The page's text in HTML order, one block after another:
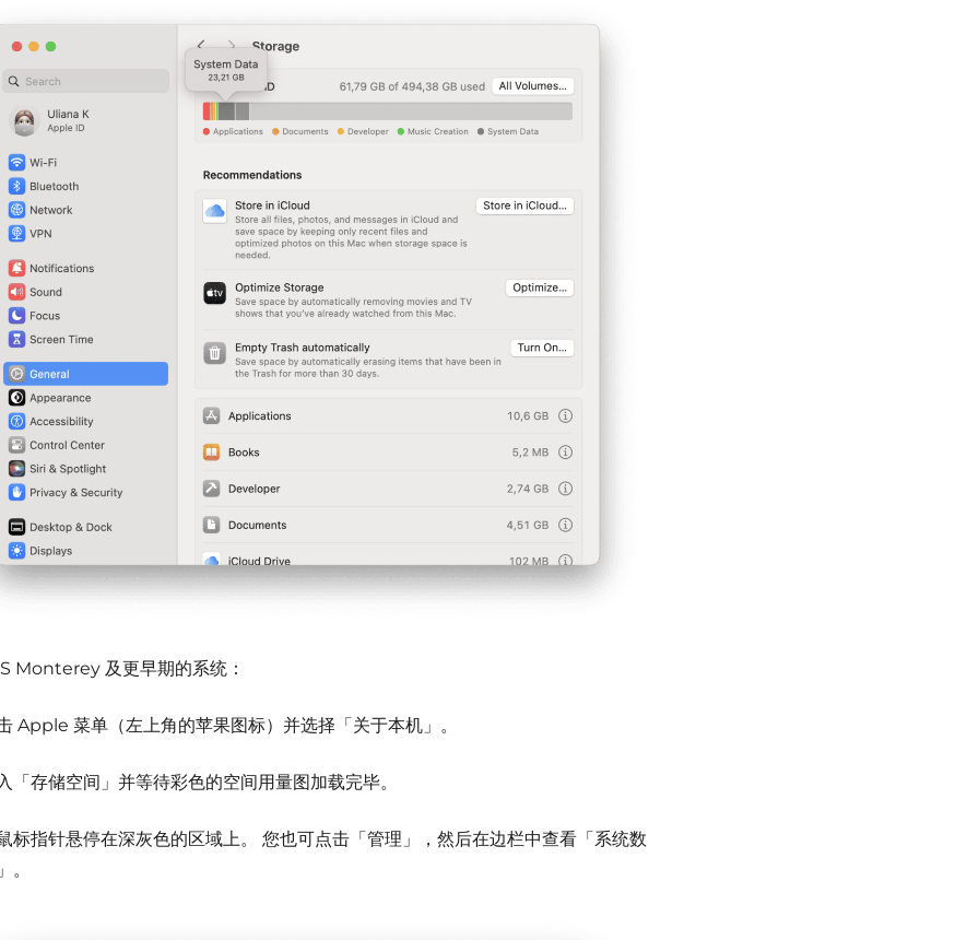
Monterey 及更早期的系统：
Apple 菜单（左上角的苹果图标）并选择「关于本机」。
「存储空间」并等待彩色的空间用量图加载完毕。
标指针悬停在深灰色的区域上。
您也可点击「管理」，然后在边栏中查看「系统数
。